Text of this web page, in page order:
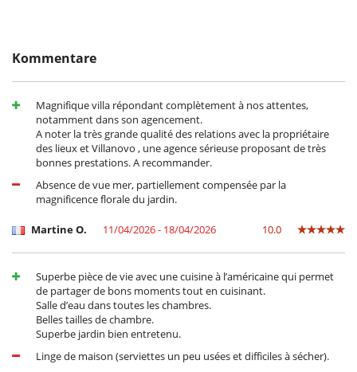
Direktzugang zum Strand
Kinder
Geschlossenes Schwimmbad
Kinder willkommen
Kinderbett und Hochstuhl auf Anfrage
Küche und Ausstattung
Backofen
Bügeleisen
Kaffeemaschine
Mikrowelle
Spülmaschine
Toaster
voll ausgestattete Küche
Wäschetrockner
Waschmaschine
Wasserkocher
Kommentare
Magnifique villa répondant complètement à nos attentes,
notamment dans son agencement.
A noter la très grande qualité des relations avec la propriétaire
des lieux et Villanovo , une agence sérieuse proposant de très
bonnes prestations. A recommander.
Absence de vue mer, partiellement compensée par la
magnificence florale du jardin.
Martine O. 11/04/2026 - 18/04/2026 10.0
Superbe pièce de vie avec une cuisine à l’américaine qui permet
de partager de bons moments tout en cuisinant.
Salle d’eau dans toutes les chambres.
Belles tailles de chambre.
Superbe jardin bien entretenu.
Linge de maison (serviettes un peu usées et difficiles à sécher).